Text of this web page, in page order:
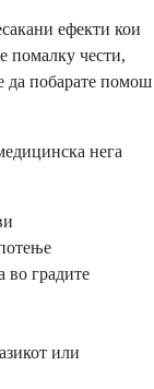
ефекти кои
помалку чести,
да побарате помош
нега
во градите
или